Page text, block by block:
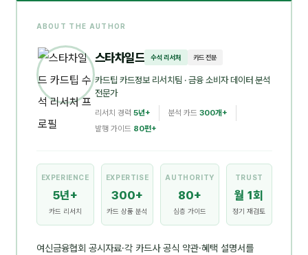
ABOUT THE AUTHOR
스타차일드 수석 리서처 카드 전문
카드팁 카드정보 리서치팀 · 금융 소비자 데이터 분석
전문가
리서치 경력 5년+ 분석 카드 300개+
발행 가이드 80편+
EXPERIENCE
5년+
카드 리서치
EXPERTISE
300+
카드 상품 분석
AUTHORITY
80+
심층 가이드
TRUST
월 1회
정기 재검토
여신금융협회 공시자료·각 카드사 공식 약관·혜택 설명서를